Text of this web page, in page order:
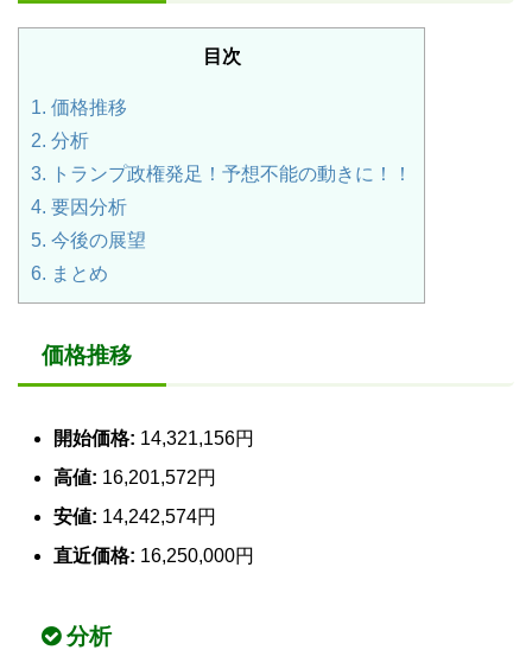
目次
1. 価格推移
2. 分析
3. トランプ政権発足！予想不能の動きに！！
4. 要因分析
5. 今後の展望
6. まとめ
価格推移
開始価格: 14,321,156円
高値: 16,201,572円
安値: 14,242,574円
直近価格: 16,250,000円
分析